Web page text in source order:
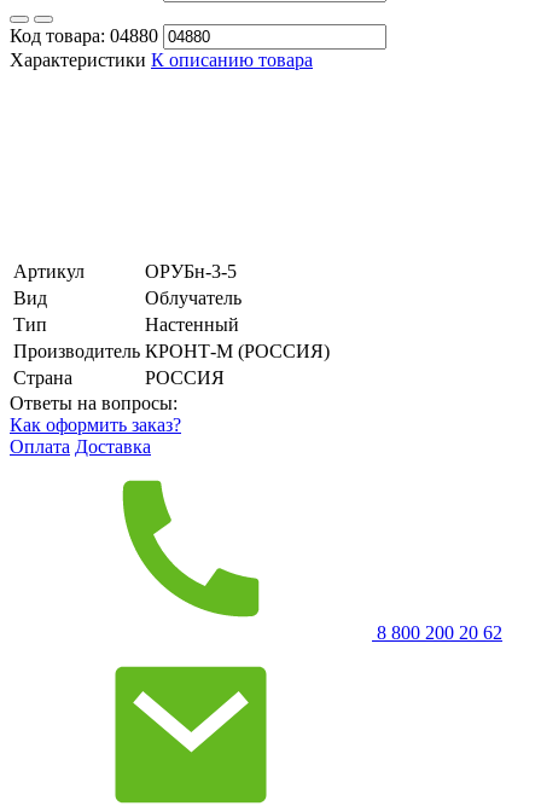
Код товара: 04880
Характеристики К описанию товара
Артикул
ОРУБн-3-5
Вид
Облучатель
Тип
Настенный
Производитель КРОНТ-М (РОССИЯ)
Страна
РОССИЯ
Ответы на вопросы:
Как оформить заказ?
Оплата Доставка
8 800 200 20 62